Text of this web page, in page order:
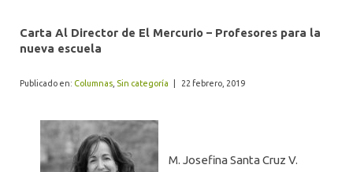
ALUMNI
Carta Al Director de El Mercurio – Profesores para la
nueva escuela
Publicado en: Columnas Sin categoría 22 febrero, 2019
M. Josefina Santa Cruz V.